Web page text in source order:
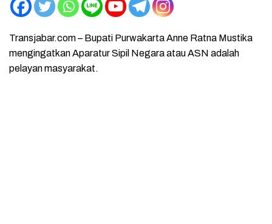
Transjabar.com – Bupati Purwakarta Anne Ratna Mustika
mengingatkan Aparatur Sipil Negara atau ASN adalah
pelayan masyarakat.